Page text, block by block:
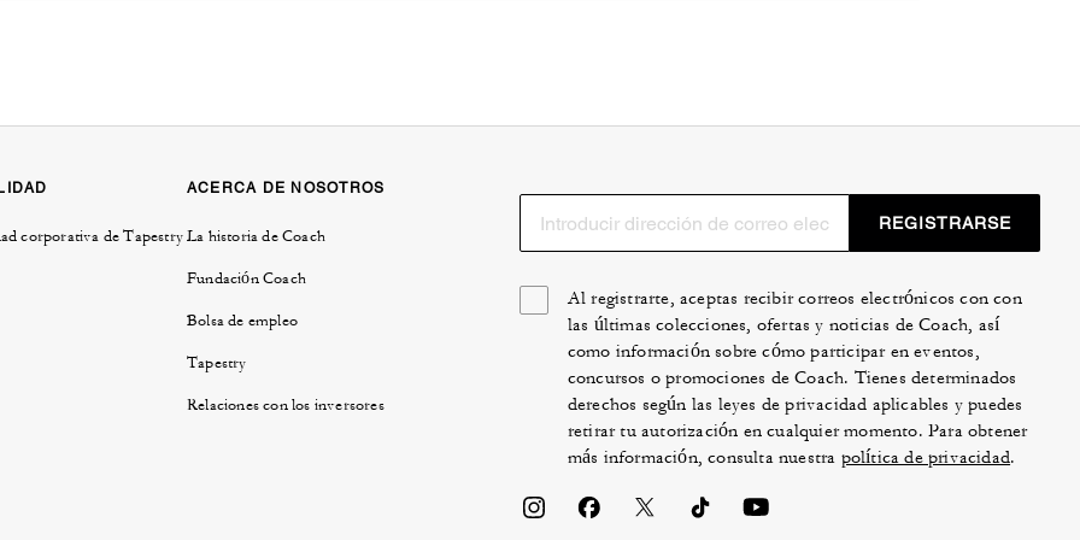
corporativa de Tapestry
ACERCA DE NOSOTROS
La historia de Coach
Fundación Coach
Bolsa de empleo
Tapestry
Relaciones con los inversores
REGISTRARSE
Al registrarte, aceptas recibir correos electrónicos con con
las últimas colecciones, ofertas y noticias de Coach, así
como información sobre cómo participar en eventos,
concursos o promociones de Coach. Tienes determinados
derechos según las leyes de privacidad aplicables y puedes
retirar tu autorización en cualquier momento. Para obtener
más información, consulta nuestra política de privacidad.